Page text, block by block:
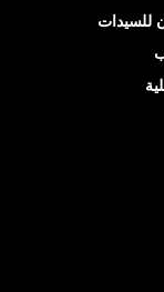
للسيدات